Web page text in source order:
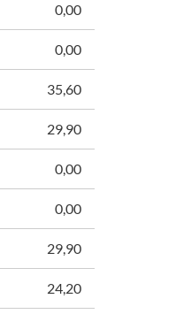
0,00
0,00
35,60
29,90
0,00
0,00
29,90
24,20